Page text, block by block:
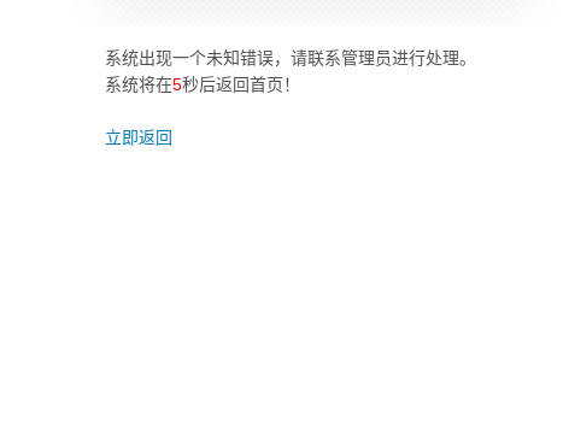
系统出现一个未知错误，请联系管理员进行处理。
系统将在5秒后返回首页！
立即返回